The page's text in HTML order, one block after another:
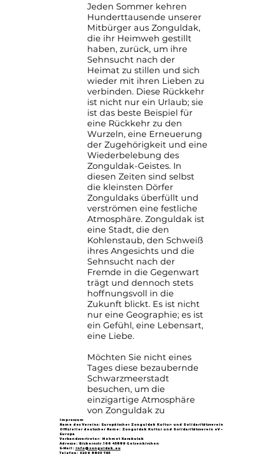
Jeden Sommer kehren
Hunderttausende unserer
Mitbürger aus Zonguldak,
die ihr Heimweh gestillt
haben, zurück, um ihre
Sehnsucht nach der
Heimat zu stillen und sich
wieder mit ihren Lieben zu
verbinden. Diese Rückkehr
ist nicht nur ein Urlaub; sie
ist das beste Beispiel für
eine Rückkehr zu den
Wurzeln, eine Erneuerung
der Zugehörigkeit und eine
Wiederbelebung des
Zonguldak-Geistes. In
diesen Zeiten sind selbst
die kleinsten Dörfer
Zonguldaks überfüllt und
verströmen eine festliche
Atmosphäre. Zonguldak ist
eine Stadt, die den
Kohlenstaub, den Schweiß
ihres Angesichts und die
Sehnsucht nach der
Fremde in die Gegenwart
trägt und dennoch stets
hoffnungsvoll in die
Zukunft blickt. Es ist nicht
nur eine Geographie; es ist
ein Gefühl, eine Lebensart,
eine Liebe.
Möchten Sie nicht eines
Tages diese bezaubernde
Schwarzmeerstadt
besuchen, um die
einzigartige Atmosphäre
von Zonguldak zu
entdecken?
Impressum
Name des Vereins: Europäischer Zonguldak Kultur- und Solidaritätsverein
Offizieller deutscher Name: Zonguldak Kultur und Solidaritätsverein eV –
Europa
Verbandsvertreter: Mehmet Karakulak
Adresse: Bickernstr.166 45889 Gelsenkirchen
E-Mail: info@zonguldak.eu
Telefon: 0209 8805 765